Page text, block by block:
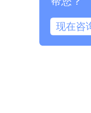
杭州普
现在咨